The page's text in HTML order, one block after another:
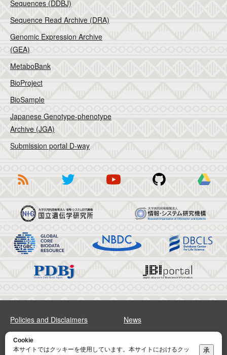
Sequences (DDBJ)
Sequence Read Archive (DRA)
Genomic Expression Archive
(GEA)
MetaboBank
BioProject
BioSample
Japanese Genotype-phenotype
Archive (JGA)
Submission portal D-way
Policies and Disclaimers News
FAQs
Cookie
本サイトではクッキーを使用しています。本サイトにおけるクッ
承